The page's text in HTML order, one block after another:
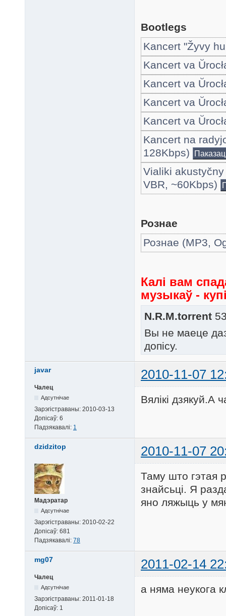
Bootlegs
Kancert "Žyvy
Kancert va
Kancert va
Kancert va
Kancert va
Kancert na
128Kbps)
Vialiki
VBR, ~60Kbps)
Рознае
Рознае (MP3,
Калі вам
музыкаў -
N.R.M.torrent
Вы не маеце
допісу.
javar 2010-11-07
Чалец
Адсутнічае
Зарэгістраваны: 2010-03-13
Допісаў: 6
Падзякавалі: 1
Вялікі
dzidzitop 2010-11-07
Мадэратар
Адсутнічае
Зарэгістраваны: 2010-02-22
Допісаў: 681
Падзякавалі: 78
Таму што гэтая
знайсьці. Я
яно ляжыць у
mg07 2011-02-14
Чалец
Адсутнічае
Зарэгістраваны: 2011-01-18
Допісаў: 1
а няма неукога